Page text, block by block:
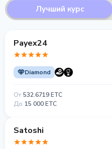
Лучший курс
Payex24
Diamond
От 532.6719 ETC
До 15 000 ETC
Satoshi